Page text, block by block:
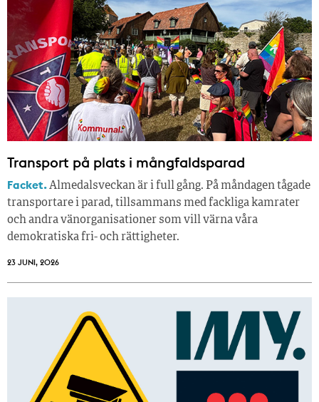
Transport på plats i mångfaldsparad
Facket.Almedalsveckan är i full gång. På måndagen tågade
transportare i parad, tillsammans med fackliga kamrater
och andra vänorganisationer som vill värna våra
demokratiska fri- och rättigheter.
23 JUNI, 2026